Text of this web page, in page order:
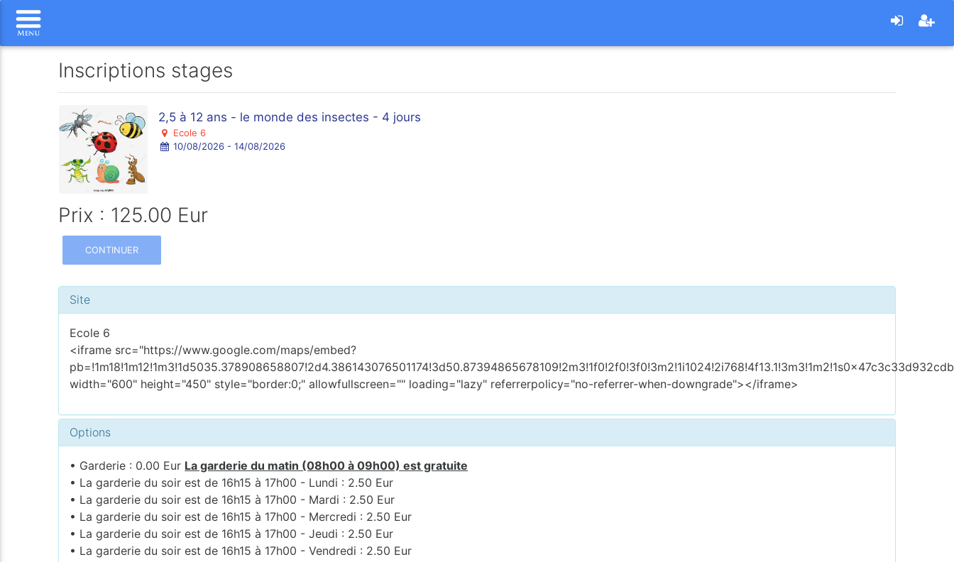
Inscriptions stages
2,5 à 12 ans - le monde des insectes - 4 jours
Ecole 6
10/08/2026 - 14/08/2026
Prix : 125.00 Eur
CONTINUER
Site
Ecole 6
<iframe src="https://www.google.com/maps/embed?
width="600" height="450" style="border:0;" allowfullscreen="" loading="lazy" referrerpolicy="no-referrer-when-downgrade"></iframe>
Options
• Garderie : 0.00 Eur La garderie du matin (08h00 à 09h00) est gratuite
• La garderie du soir est de 16h15 à 17h00 - Lundi : 2.50 Eur
• La garderie du soir est de 16h15 à 17h00 - Mardi : 2.50 Eur
• La garderie du soir est de 16h15 à 17h00 - Mercredi : 2.50 Eur
• La garderie du soir est de 16h15 à 17h00 - Jeudi : 2.50 Eur
• La garderie du soir est de 16h15 à 17h00 - Vendredi : 2.50 Eur